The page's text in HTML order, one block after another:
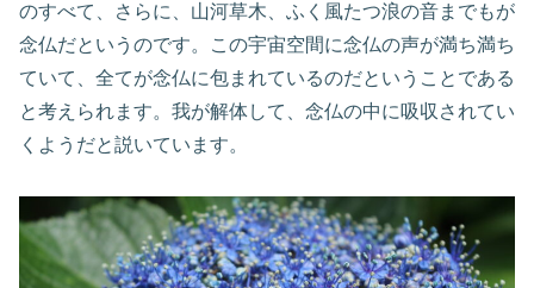
のすべて、さらに、山河草木、ふく風たつ浪の音までもが
念仏だというのです。この宇宙空間に念仏の声が満ち満ち
ていて、全てが念仏に包まれているのだということである
と考えられます。我が解体して、念仏の中に吸収されてい
くようだと説いています。